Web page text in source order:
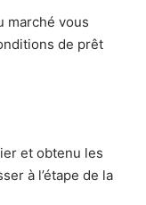
marché vous
de prêt
et obtenu les
à l’étape de la